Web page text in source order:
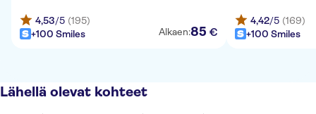
4,53/5 (195)
+100 Smiles
Alkaen:85 €
4,42/5 (169)
+100 Smiles
Lähellä olevat kohteet